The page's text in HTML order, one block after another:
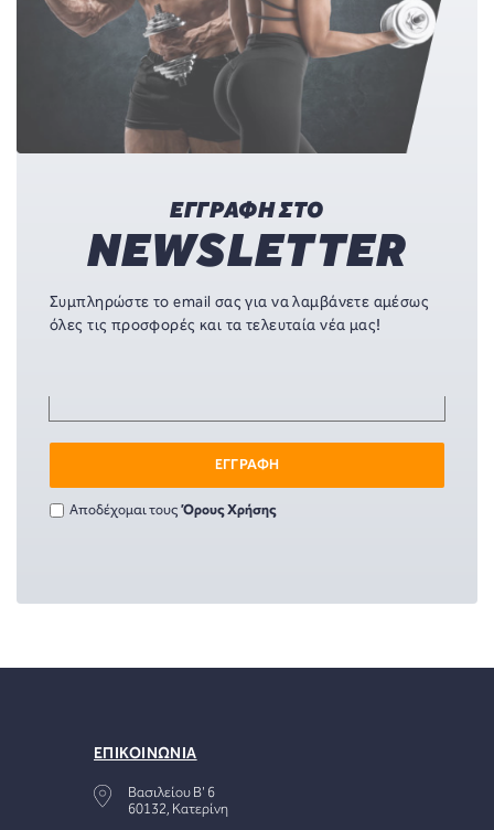
ΕΓΓΡΑΦΗ ΣΤΟ
NEWSLETTER
Συμπληρώστε το email σας για να λαμβάνετε αμέσως
όλες τις προσφορές και τα τελευταία νέα μας!
ΕΓΓΡΑΦΗ
Αποδέχομαι τουςΌρους Χρήσης
ΕΠΙΚΟΙΝΩΝΙΑ
Βασιλείου Β' 6
60132, Κατερίνη